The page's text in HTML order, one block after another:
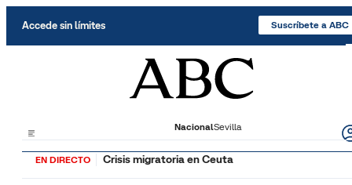
Accede sin límites Suscríbete a ABC
NacionalSevilla
EN DIRECTO Crisis migratoria en Ceuta